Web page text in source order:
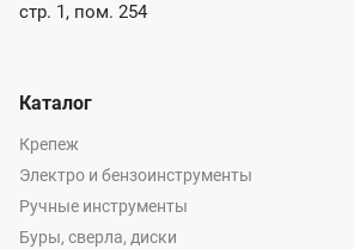
стр. 1, пом. 254
Каталог
Крепеж
Электро и бензоинструменты
Ручные инструменты
Буры, сверла, диски